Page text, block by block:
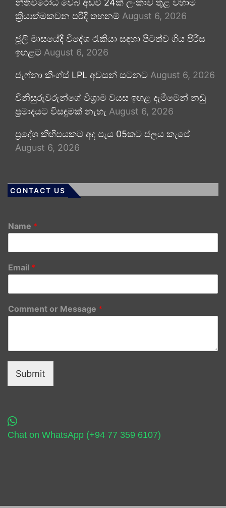
නීතිවිරෝධී වෙබ් අඩවි 24ක් ලංකාව තුළ වහාම
ක්‍රියාත්මකවන පරිදි තහනම් August 6, 2026
ජූලි මාසයේදී විදේශ රැකියා සඳහා පිටත්ව ගිය පිරිස
ඉහළට August 6, 2026
ජැෆ්නා කිංග්ස් LPL අවසන් සටනට August 6, 2026
විනිසුරුවරුන්ගේ විශ්‍රාම වයස ඉහළ දැමීමෙන් නඩු
ප්‍රමාදයට විසඳුමක් නැහැ August 6, 2026
ප්‍රදේශ කිහිපයකට අද පැය 05කට ජලය කැපේ
August 6, 2026
CONTACT US
Name *
Email *
Comment or Message *
Submit
Chat on WhatsApp (+94 77 359 6107)